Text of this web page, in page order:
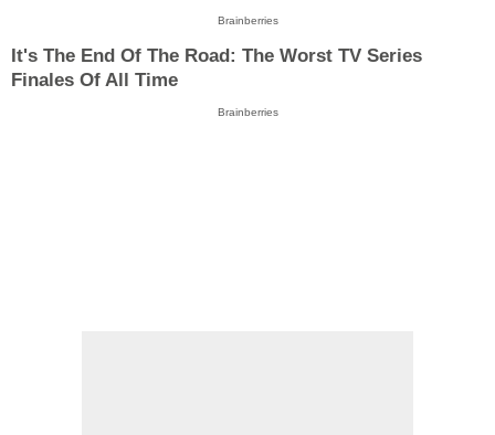
Brainberries
It's The End Of The Road: The Worst TV Series
Finales Of All Time
Brainberries